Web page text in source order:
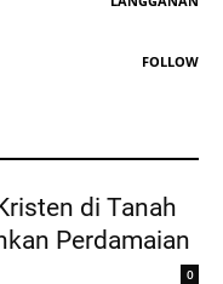
FOLLOW
di Tanah
Perdamaian
0